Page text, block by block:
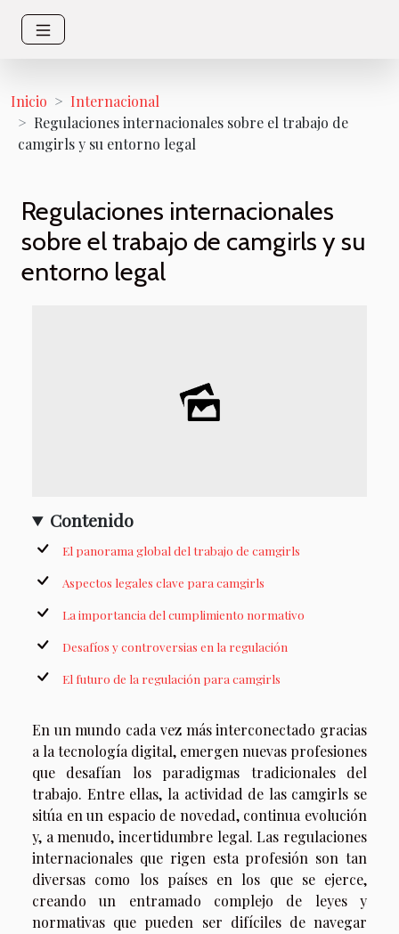
Inicio
Internacional
Regulaciones internacionales sobre el trabajo de
camgirls y su entorno legal
Regulaciones internacionales
sobre el trabajo de camgirls y su
entorno legal
Contenido
El panorama global del trabajo de camgirls
Aspectos legales clave para camgirls
La importancia del cumplimiento normativo
Desafíos y controversias en la regulación
El futuro de la regulación para camgirls
En un mundo cada vez más interconectado gracias
a la tecnología digital, emergen nuevas profesiones
que desafían los paradigmas tradicionales del
trabajo. Entre ellas, la actividad de las camgirls se
sitúa en un espacio de novedad, continua evolución
y, a menudo, incertidumbre legal. Las regulaciones
internacionales que rigen esta profesión son tan
diversas como los países en los que se ejerce,
creando un entramado complejo de leyes y
normativas que pueden ser difíciles de navegar